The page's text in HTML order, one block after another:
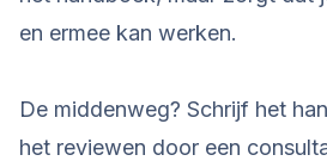
en ermee kan werken.
De middenweg? Schrijf het
het reviewen door een